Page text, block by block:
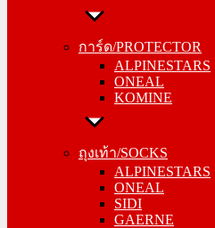
การ์ด/PROTECTOR
ALPINESTARS
ONEAL
KOMINE
ถุงเท้า/SOCKS
ALPINESTARS
ONEAL
SIDI
GAERNE
การ์ด/PROTECTOR
ONEAL
KOMINE
ถุงเท้า/SOCKS
ONEAL
SIDI
GAERNE